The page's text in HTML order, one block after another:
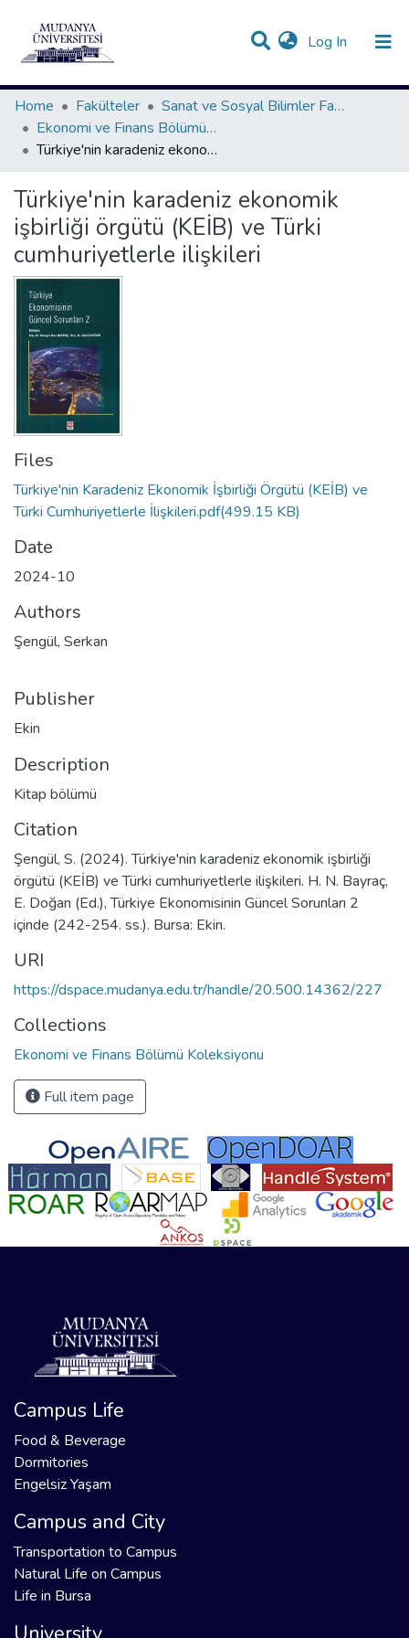
Log In (current)
Communities & Collections
Statistics
All of DSpace
Home
Fakülteler
Sanat ve Sosyal Bilimler Fakültesi
Ekonomi ve Finans Bölümü Koleksiyonu
Türkiye'nin karadeniz ekonomik işbirliği örgütü (KEİB) ve Türki cumhuriyetlerle ilişkileri
Türkiye'nin karadeniz ekonomik
işbirliği örgütü (KEİB) ve Türki
cumhuriyetlerle ilişkileri
Files
Türkiye'nin Karadeniz Ekonomik İşbirliği Örgütü (KEİB) ve
Türki Cumhuriyetlerle İlişkileri.pdf(499.15 KB)
Date
2024-10
Authors
Şengül, Serkan
Publisher
Ekin
Description
Kitap bölümü
Citation
Şengül, S. (2024). Türkiye'nin karadeniz ekonomik işbirliği
örgütü (KEİB) ve Türki cumhuriyetlerle ilişkileri. H. N. Bayraç,
E. Doğan (Ed.), Türkiye Ekonomisinin Güncel Sorunları 2
içinde (242-254. ss.). Bursa: Ekin.
URI
https://dspace.mudanya.edu.tr/handle/20.500.14362/227
Collections
Ekonomi ve Finans Bölümü Koleksiyonu
Full item page
Campus Life
Food & Beverage
Dormitories
Engelsiz Yaşam
Campus and City
Transportation to Campus
Natural Life on Campus
Life in Bursa